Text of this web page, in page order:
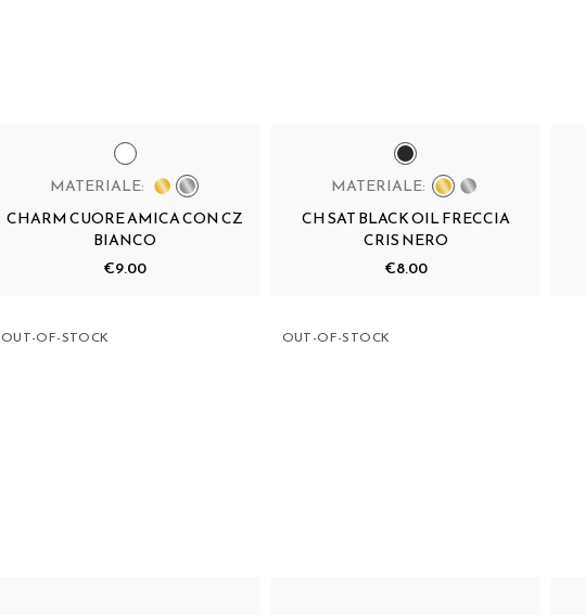
MATERIALE:
CHARM CUORE AMICA CON CZ
BIANCO
€9.00
MATERIALE:
CH SAT BLACK OIL FRECCIA
CRIS NERO
€8.00
OUT-OF-STOCK OUT-OF-STOCK